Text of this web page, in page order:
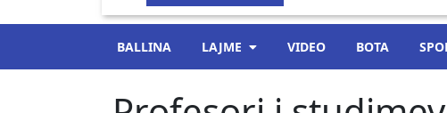
BALLINA LAJME VIDEO BOTA